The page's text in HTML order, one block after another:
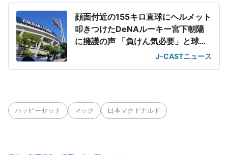
顔面付近の155キロ直球にヘルメット
叩きつけたDeNAルーキー宮下朝陽
に擁護の声 「負けん気必要」と球団
J-CASTニュース
ハッピーセット マック 日本マクドナルド